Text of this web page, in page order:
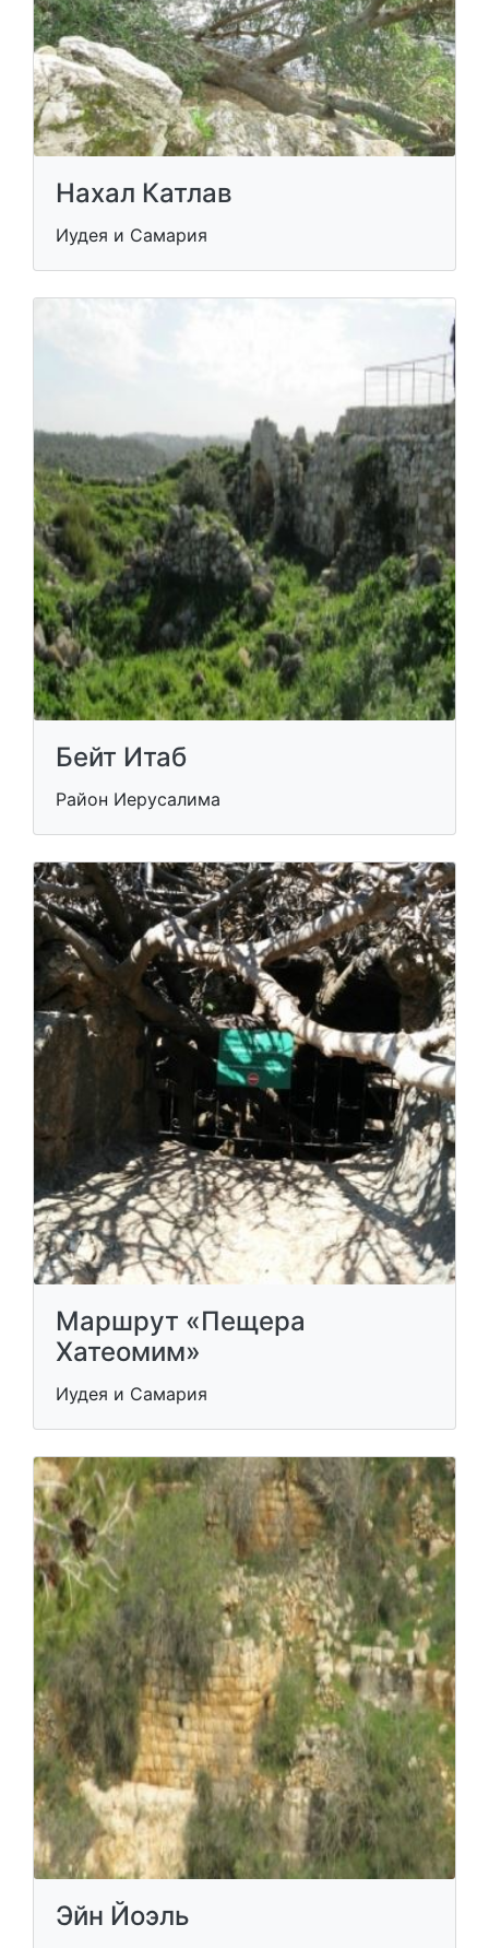
Нахал Катлав
Иудея и Самария
Бейт Итаб
Район Иерусалима
Маршрут «Пещера
Хатеомим»
Иудея и Самария
Эйн Йоэль